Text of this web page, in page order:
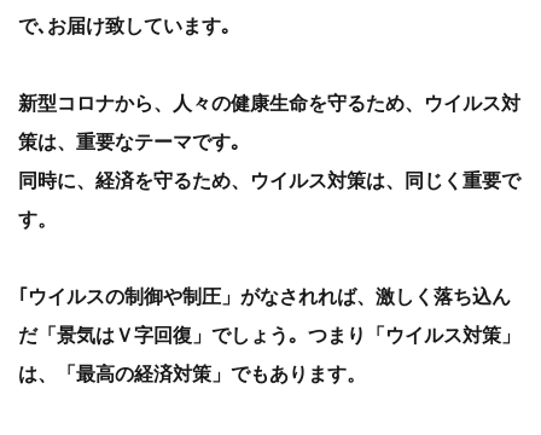
で､お届け致しています｡
新型コロナから、人々の健康生命を守るため、ウイルス対
策は、重要なテーマです｡
同時に、経済を守るため、ウイルス対策は、同じく重要で
す。
｢ウイルスの制御や制圧」がなされれば、激しく落ち込ん
だ「景気はＶ字回復」でしょう｡ つまり「ウイルス対策」
は、「最高の経済対策」でもあります。